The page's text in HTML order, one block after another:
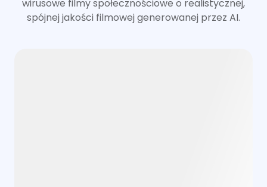
wirusowe filmy społecznościowe o realistycznej,
spójnej jakości filmowej generowanej przez AI.